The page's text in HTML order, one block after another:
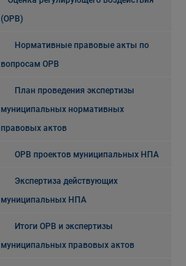
(ОРВ)
Нормативные правовые акты по
вопросам ОРВ
План проведения экспертизы
муниципальных нормативных
правовых актов
ОРВ проектов муниципальных НПА
Экспертиза действующих
муниципальных НПА
Итоги ОРВ и экспертизы
муниципальных правовых актов